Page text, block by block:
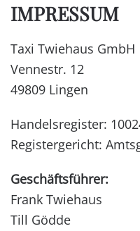
IMPRESSUM
Taxi Twiehaus GmbH
Vennestr. 12
49809 Lingen
Handelsregister:
Registergericht:
Geschäftsführer:
Frank Twiehaus
Till Gödde